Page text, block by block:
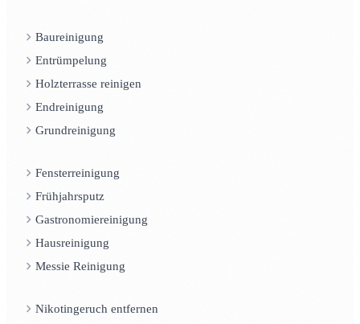
Baureinigung
Entrümpelung
Holzterrasse reinigen
Endreinigung
Grundreinigung
Fensterreinigung
Frühjahrsputz
Gastronomiereinigung
Hausreinigung
Messie Reinigung
Nikotingeruch entfernen